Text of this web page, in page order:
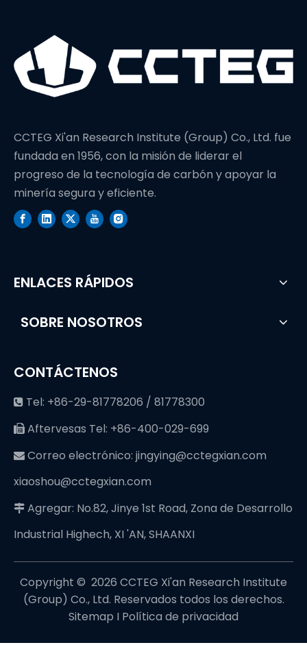
CCTEG Xi'an Research Institute (Group) Co., Ltd. fue
fundada en 1956, con la misión de liderar el
progreso de la tecnología de carbón y apoyar la
minería segura y eficiente.
ENLACES RÁPIDOS
SOBRE NOSOTROS
CONTÁCTENOS
 Tel: +86-29-81778206 / 81778300
 Aftervesas Tel: +86-400-029-699
 Correo electrónico: jingying@cctegxian.com
xiaoshou@cctegxian.com
 Agregar: No.82, Jinye 1st Road, Zona de Desarrollo
Industrial Highech, XI 'AN, SHAANXI
Copyright © ️ 2026 CCTEG Xi'an Research Institute
(Group) Co., Ltd. Reservados todos los derechos.
Sitemap I Política de privacidad